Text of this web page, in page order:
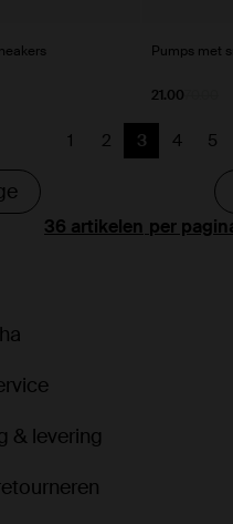
Pumps met
21.00
per
Vorige
1
Vorige
2
Huidige
3
Vorige
4 5
& levering